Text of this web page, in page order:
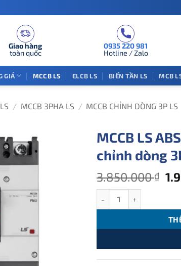
Giao hàng
toàn quốc
0935 220 981
Hotline / Zalo
GIÁ MCCB LS ELCB LS BIẾN TẦN LS MCB
/ MCCB 3PHA LS / MCCB CHỈNH DÒNG 3P LS
MCCB LS
chỉnh dòng
3.850.000₫